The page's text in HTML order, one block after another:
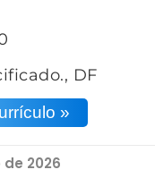
DF
»
2026